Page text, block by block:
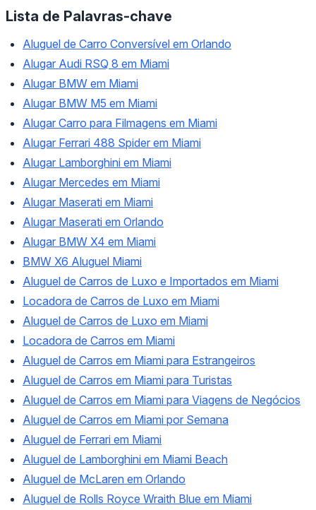
Lista de Palavras-chave
Aluguel de Carro Conversível em Orlando
Alugar Audi RSQ 8 em Miami
Alugar BMW em Miami
Alugar BMW M5 em Miami
Alugar Carro para Filmagens em Miami
Alugar Ferrari 488 Spider em Miami
Alugar Lamborghini em Miami
Alugar Mercedes em Miami
Alugar Maserati em Miami
Alugar Maserati em Orlando
Alugar BMW X4 em Miami
BMW X6 Aluguel Miami
Aluguel de Carros de Luxo e Importados em Miami
Locadora de Carros de Luxo em Miami
Aluguel de Carros de Luxo em Miami
Locadora de Carros em Miami
Aluguel de Carros em Miami para Estrangeiros
Aluguel de Carros em Miami para Turistas
Aluguel de Carros em Miami para Viagens de Negócios
Aluguel de Carros em Miami por Semana
Aluguel de Ferrari em Miami
Aluguel de Lamborghini em Miami Beach
Aluguel de McLaren em Orlando
Aluguel de Rolls Royce Wraith Blue em Miami